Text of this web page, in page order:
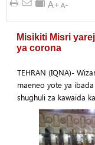
Misikiti Misri
ya corona
TEHRAN (IQNA)-
maeneo yote ya
shughuli za kawaida